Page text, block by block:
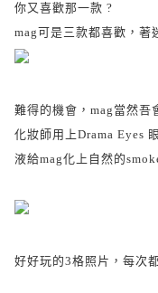
你又喜歡那一款 ?
mag可是三款都喜歡，著
難得的機會，mag當然吾
化妝師用上Drama Eyes
液給mag化上自然的
好好玩的3格照片，每次